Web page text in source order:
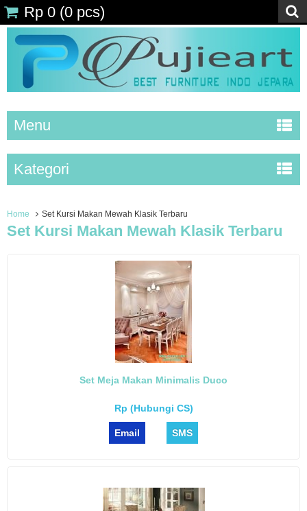
Rp 0 (0 pcs)
Menu
Kategori
Home Set Kursi Makan Mewah Klasik Terbaru
Set Kursi Makan Mewah Klasik Terbaru
Set Meja Makan Minimalis Duco
Rp (Hubungi CS)
Email SMS